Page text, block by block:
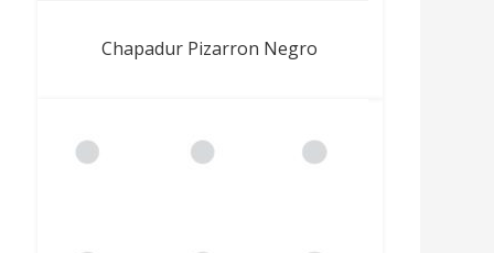
Chapadur Pizarron Negro